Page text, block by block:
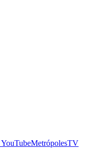
YouTubeMetrópolesTV